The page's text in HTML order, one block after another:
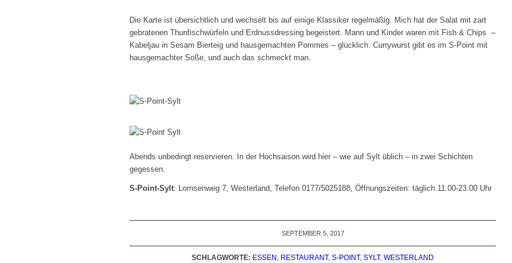
Die Karte ist übersichtlich und wechselt bis auf einige Klassiker regelmäßig. Mich hat der Salat mit zart
gebratenen Thunfischwürfeln und Erdnussdressing begeistert. Mann und Kinder waren mit Fish & Chips –
Kabeljau in Sesam Bierteig und hausgemachten Pommes – glücklich. Currywurst gibt es im S-Point mit
hausgemachter Soße, und auch das schmeckt man.
Abends unbedingt reservieren. In der Hochsaison wird hier – wie auf Sylt üblich – in zwei Schichten
gegessen.
S-Point-Sylt: Lornsenweg 7, Westerland, Telefon 0177/5025188, Öffnungszeiten: täglich 11.00-23.00 Uhr
SEPTEMBER 5, 2017
SCHLAGWORTE: ESSEN RESTAURANT,S-POINT,SYLT,WESTERLAND